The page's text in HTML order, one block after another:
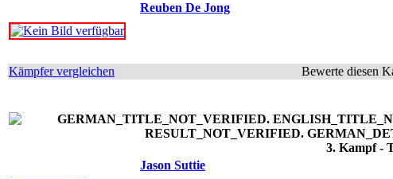
Reuben De Jong
Kämpfer vergleichen
Bewerte diesen
3. Kampf -
Jason Suttie